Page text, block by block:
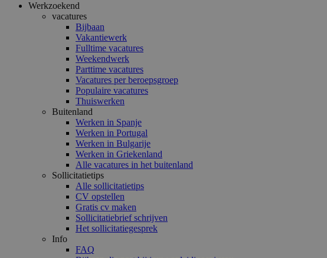
Werkzoekend
vacatures
Bijbaan
Vakantiewerk
Fulltime vacatures
Weekendwerk
Parttime vacatures
Vacatures per beroepsgroep
Populaire vacatures
Thuiswerken
Buitenland
Werken in Spanje
Werken in Portugal
Werken in Bulgarije
Werken in Griekenland
Alle vacatures in het buitenland
Sollicitatietips
Alle sollicitatietips
CV opstellen
Gratis cv maken
Sollicitatiebrief schrijven
Het sollicitatiegesprek
Info
FAQ